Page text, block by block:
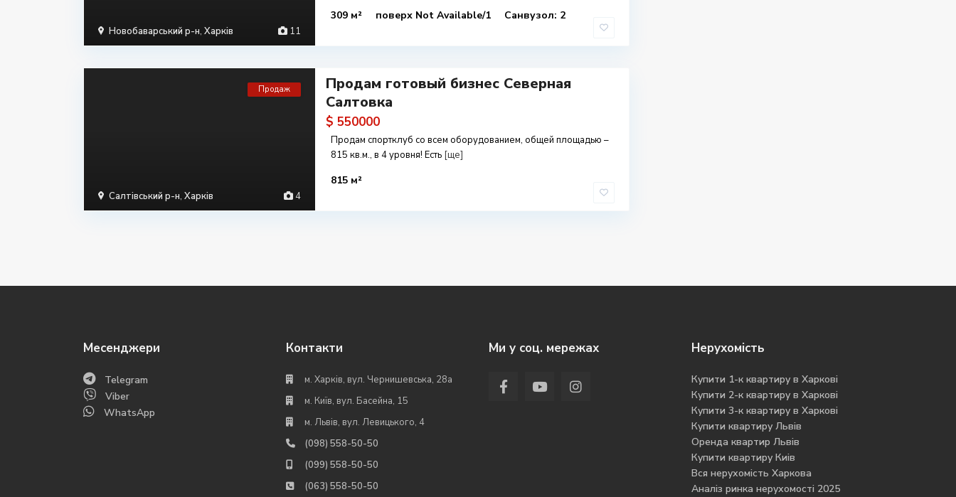
11
Новобаварський р-н, Харків
309 м² поверх Not Available/1 Санвузол: 2
4
Салтівський р-н, Харків
Продаж
Продам готовый бизнес Северная
Салтовка
$ 550000
Продам спортклуб со всем оборудованием, общей площадью –
815 кв.м., в 4 уровня! Есть [ще]
815 м²
Месенджери
Telegram
Viber
WhatsApp
Контакти
м. Харків, вул. Чернишевська, 28а
м. Київ, вул. Басейна, 15
м. Львів, вул. Левицького, 4
(098) 558-50-50
(099) 558-50-50
(063) 558-50-50
Ми у соц. мережах Нерухомість
Купити 1-к квартиру в Харкові
Купити 2-к квартиру в Харкові
Купити 3-к квартиру в Харкові
Купити квартиру Львів
Оренда квартир Львів
Купити квартиру Киів
Вся нерухомість Харкова
Аналіз ринка нерухомості 2025